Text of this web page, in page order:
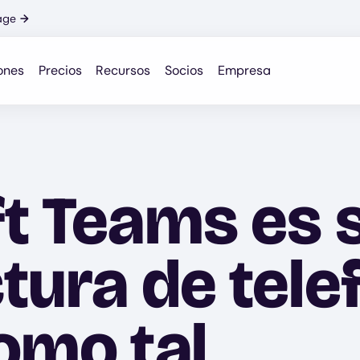
→
Precios Recursos Socios Empresa
Teams es
de